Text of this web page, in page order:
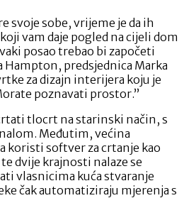
svoje sobe, vrijeme je da ih
vam daje pogled na cijeli dom
posao trebao bi započeti
predsjednica Marka
za dizajn interijera koju je
poznavati prostor.”
tlocrt na starinski način, s
Međutim, većina
koristi softver za crtanje kao
dvije krajnosti nalaze se
vlasnicima kuća stvaranje
čak automatiziraju mjerenja s